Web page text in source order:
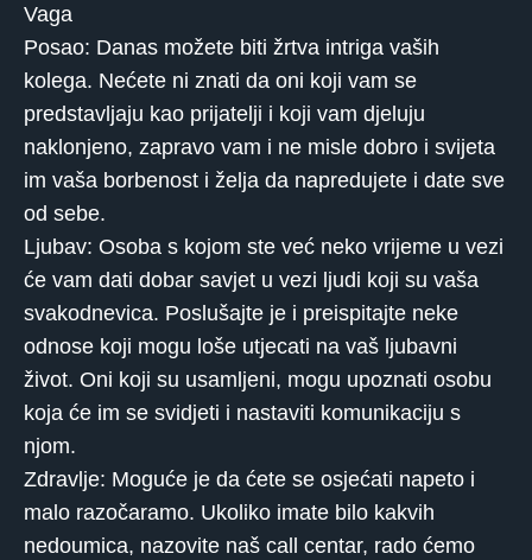
Vaga
Posao: Danas možete biti žrtva intriga vaših
kolega. Nećete ni znati da oni koji vam se
predstavljaju kao prijatelji i koji vam djeluju
naklonjeno, zapravo vam i ne misle dobro i svijeta
im vaša borbenost i želja da napredujete i date sve
od sebe.
Ljubav: Osoba s kojom ste već neko vrijeme u vezi
će vam dati dobar savjet u vezi ljudi koji su vaša
svakodnevica. Poslušajte je i preispitajte neke
odnose koji mogu loše utjecati na vaš ljubavni
život. Oni koji su usamljeni, mogu upoznati osobu
koja će im se svidjeti i nastaviti komunikaciju s
njom.
Zdravlje: Moguće je da ćete se osjećati napeto i
malo razočaramo. Ukoliko imate bilo kakvih
nedoumica, nazovite naš call centar, rado ćemo